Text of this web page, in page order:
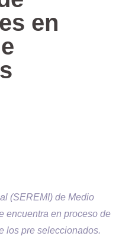
en
(SEREMI) de Medio
encuentra en proceso de
los pre seleccionados.